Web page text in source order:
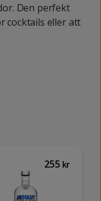
Den perfekt
cocktails eller att
255 kr